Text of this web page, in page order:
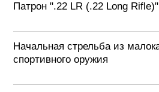
Патрон ".22 LR (.22 Long Rifle)"
Начальная стрельба из
спортивного оружия